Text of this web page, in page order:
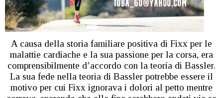
A causa della storia familiare positiva di Fixx per le
malattie cardiache e la sua passione per la corsa, era
comprensibilmente d’accordo con la teoria di Bassler.
La sua fede nella teoria di Bassler potrebbe essere il
motivo per cui Fixx ignorava i dolori al petto mentre